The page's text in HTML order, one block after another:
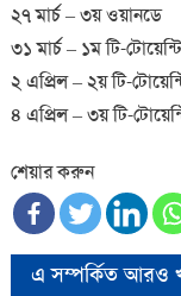
২৭ মার্চ – ৩য় ওয়ানডে
৩১ মার্চ – ১ম টি-টোয়েন্টি
২ এপ্রিল – ২য় টি-
৪ এপ্রিল – ৩য় টি-
শেয়ার করুন
এ সম্পর্কিত আরও